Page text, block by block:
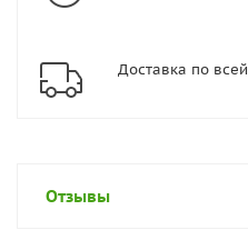
Доставка по
Отзывы